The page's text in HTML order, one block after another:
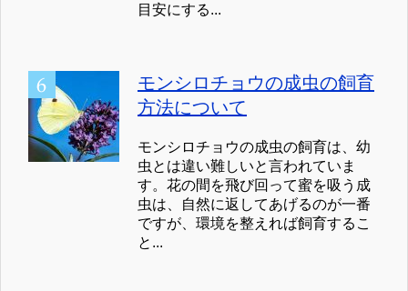
目安にする...
モンシロチョウの成虫の飼育
方法について
モンシロチョウの成虫の飼育は、幼
虫とは違い難しいと言われていま
す。花の間を飛び回って蜜を吸う成
虫は、自然に返してあげるのが一番
ですが、環境を整えれば飼育するこ
と...